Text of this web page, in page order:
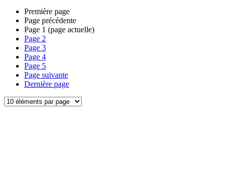
Première page
Page précédente
Page 1 (page actuelle)
Page 2
Page 3
Page 4
Page 5
Page suivante
Dernière page